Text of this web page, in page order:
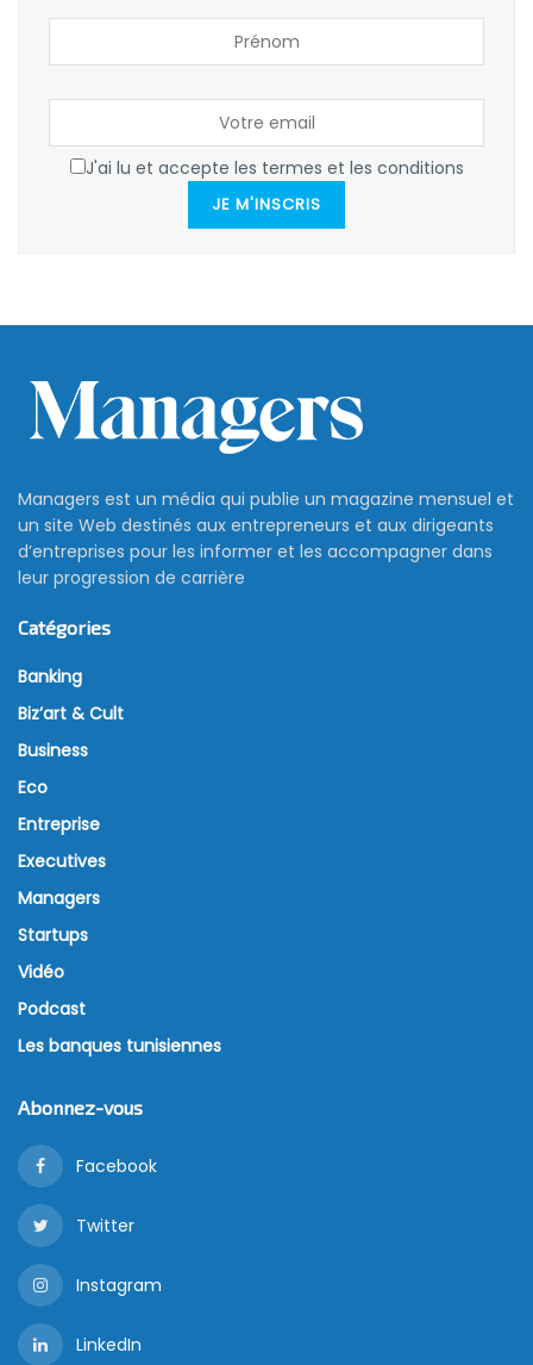
J'ai lu et accepte les termes et les conditions
JE M'INSCRIS
Managers est un média qui publie un magazine mensuel et
un site Web destinés aux entrepreneurs et aux dirigeants
d’entreprises pour les informer et les accompagner dans
leur progression de carrière
Catégories
Banking
Biz’art & Cult
Business
Eco
Entreprise
Executives
Managers
Startups
Vidéo
Podcast
Les banques tunisiennes
Abonnez-vous
Facebook
Twitter
Instagram
LinkedIn